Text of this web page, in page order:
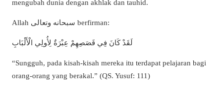
mengubah dunia dengan akhlak dan tauhid.
Allah سبحانه وتعالى berfirman:
لَقَدْ كَانَ فِي قَصَصِهِمْ عِبْرَةٌ لِأُولِي الْأَلْبَابِ
“Sungguh, pada kisah-kisah mereka itu terdapat pelajaran bagi
orang-orang yang berakal.” (QS. Yusuf: 111)